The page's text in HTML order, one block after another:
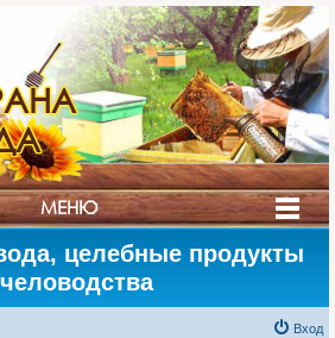
МЕНЮ
целебные продукты
Вход